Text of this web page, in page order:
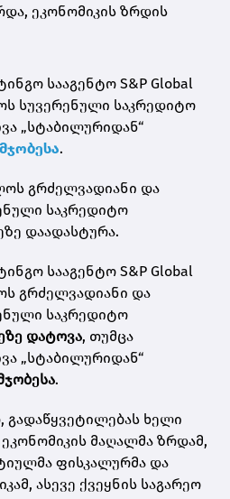
ეკონომიკის ზრდის
სააგენტო S&P Global
სუვერენული საკრედიტო
„სტაბილურიდან“
.
გრძელვადიანი და
საკრედიტო
დაადასტურა.
სააგენტო S&P Global
გრძელვადიანი და
საკრედიტო
დატოვა, თუმცა
„სტაბილურიდან“
.
გადაწყვეტილებას ხელი
მაღალმა ზრდამ,
ფისკალურმა და
ასევე ქვეყნის საგარეო